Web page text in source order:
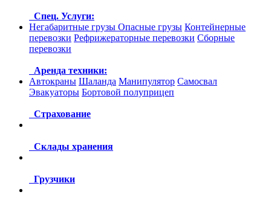
Спец. Услуги:
Негабаритные грузы Опасные грузы Контейнерные
перевозки Рефрижераторные перевозки Сборные
перевозки
Аренда техники:
Автокраны Шаланда Манипулятор Самосвал
Эвакуаторы Бортовой полуприцеп
Страхование
Склады хранения
Грузчики